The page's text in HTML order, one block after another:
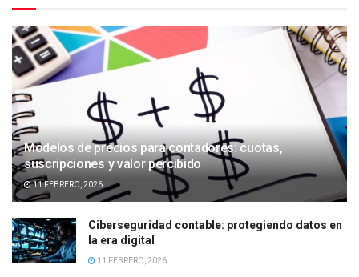
Modelos de precios para contadores: cuotas,
suscripciones y valor percibido
11 FEBRERO, 2026
Ciberseguridad contable: protegiendo datos en
la era digital
11 FEBRERO, 2026